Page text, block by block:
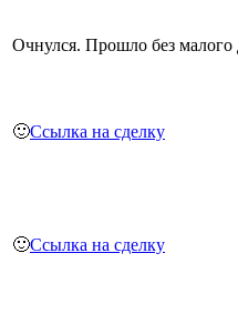
Очнулся. Прошло без
🙂Ссылка на сделку
🙂Ссылка на сделку